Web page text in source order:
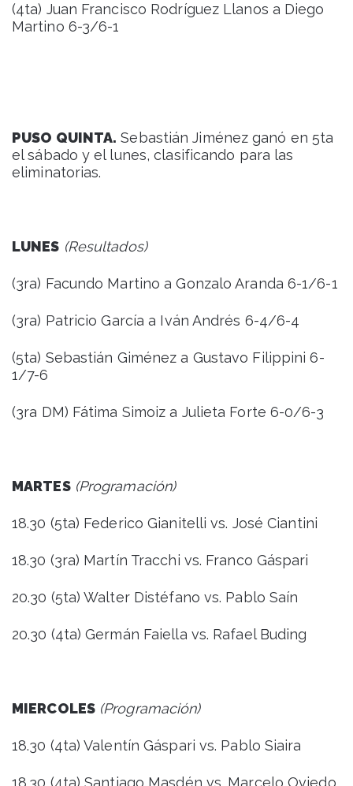
(4ta) Juan Francisco Rodríguez Llanos a Diego
Martino 6-3/6-1
PUSO QUINTA. Sebastián Jiménez ganó en 5ta
el sábado y el lunes, clasificando para las
eliminatorias.
LUNES (Resultados)
(3ra) Facundo Martino a Gonzalo Aranda 6-1/6-1
(3ra) Patricio García a Iván Andrés 6-4/6-4
(5ta) Sebastián Giménez a Gustavo Filippini 6-
1/7-6
(3ra DM) Fátima Simoiz a Julieta Forte 6-0/6-3
MARTES(Programación)
18.30 (5ta) Federico Gianitelli vs. José Ciantini
18.30 (3ra) Martín Tracchi vs. Franco Gáspari
20.30 (5ta) Walter Distéfano vs. Pablo Saín
20.30 (4ta) Germán Faiella vs. Rafael Buding
MIERCOLES(Programación)
18.30 (4ta) Valentín Gáspari vs. Pablo Siaira
18.30 (4ta) Santiago Masdén vs. Marcelo Oviedo